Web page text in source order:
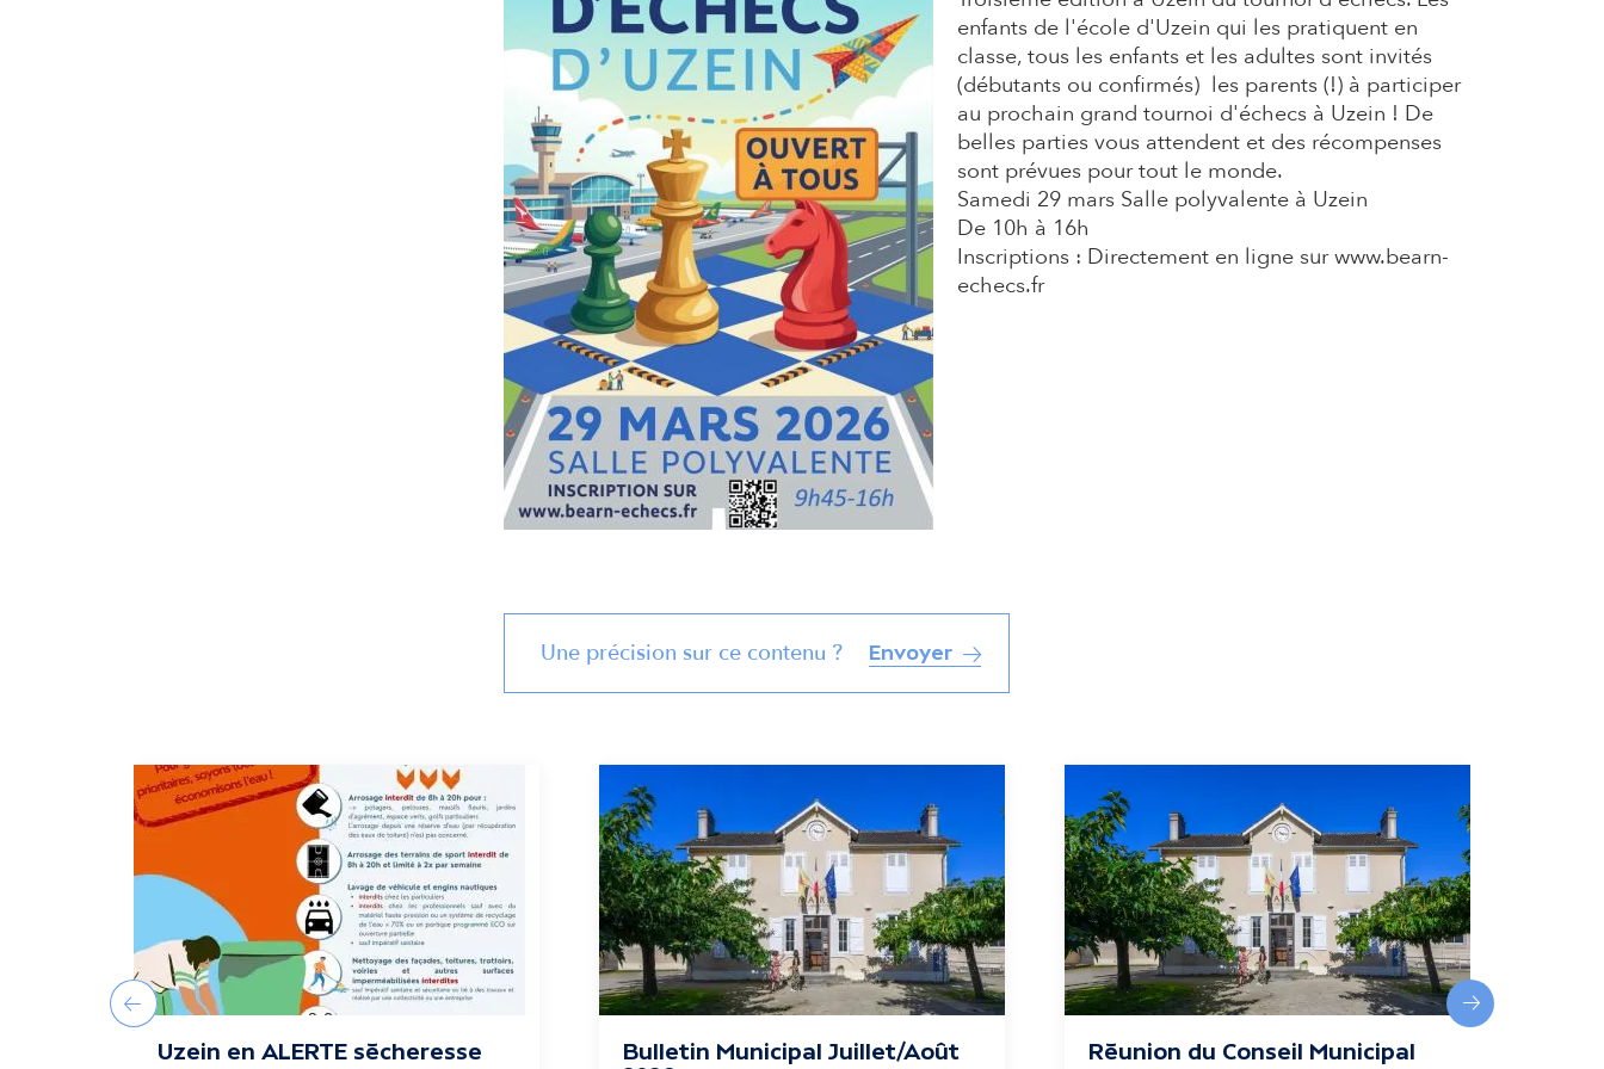
a
i
r
e
enfants de l'école d'Uzein qui les pratiquent en
classe, tous les enfants et les adultes sont invités
(débutants ou confirmés) les parents (!) à participer
au prochain grand tournoi d'échecs à Uzein ! De
belles parties vous attendent et des récompenses
sont prévues pour tout le monde.
Samedi 29 mars Salle polyvalente à Uzein
De 10h à 16h
Inscriptions : Directement en ligne surwww.bearn-
echecs.fr
Une précision sur ce contenu ? Envoyer
A
c
t
u
a
Précédent Suivant
Uzein en ALERTE sécheresse
Bulletin Municipal Juillet/Août
Réunion du Conseil Municipal